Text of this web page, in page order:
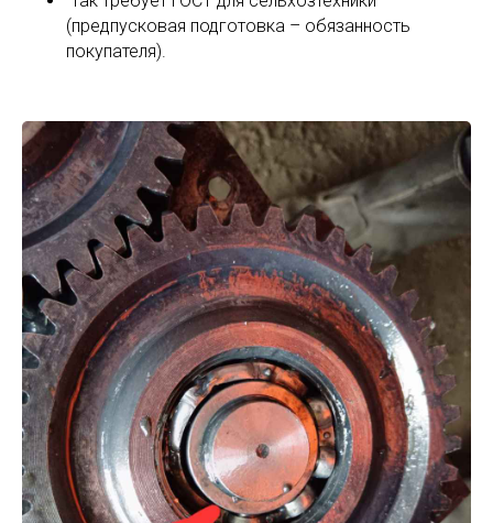
(предпусковая подготовка – обязанность
покупателя).